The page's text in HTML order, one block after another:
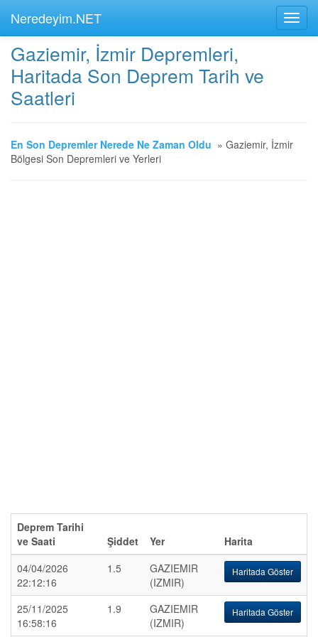
Neredeyim.NET
Gaziemir, İzmir Depremleri,
Haritada Son Deprem Tarih ve
Saatleri
En Son Depremler Nerede Ne Zaman Oldu » Gaziemir, İzmir
Bölgesi Son Depremleri ve Yerleri
Deprem Tarihi
ve Saati
Şiddet Yer
Harita
04/04/2026
22:12:16
1.5
GAZIEMIR
(IZMIR)
Haritada Göster
25/11/2025
16:58:16
1.9
GAZIEMIR
(IZMIR)
Haritada Göster